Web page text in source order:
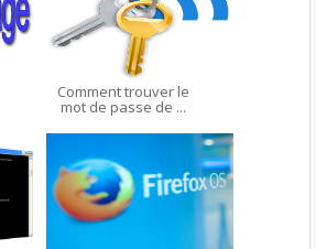
Comment trouver le
mot de passe de ...